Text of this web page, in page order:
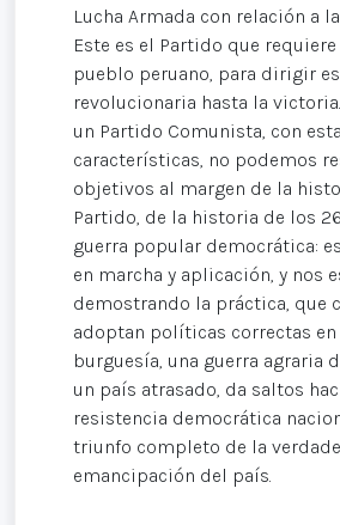
Lucha Armada con relación a
Este es el Partido que requiere
pueblo peruano, para dirigir
revolucionaria hasta la
un Partido Comunista, con
características, no podemos
objetivos al margen de la
Partido, de la historia de los
guerra popular democrática:
en marcha y aplicación, y nos
demostrando la práctica, que
adoptan políticas correctas en
burguesía, una guerra agraria
un país atrasado, da saltos
resistencia democrática
triunfo completo de la
emancipación del país.